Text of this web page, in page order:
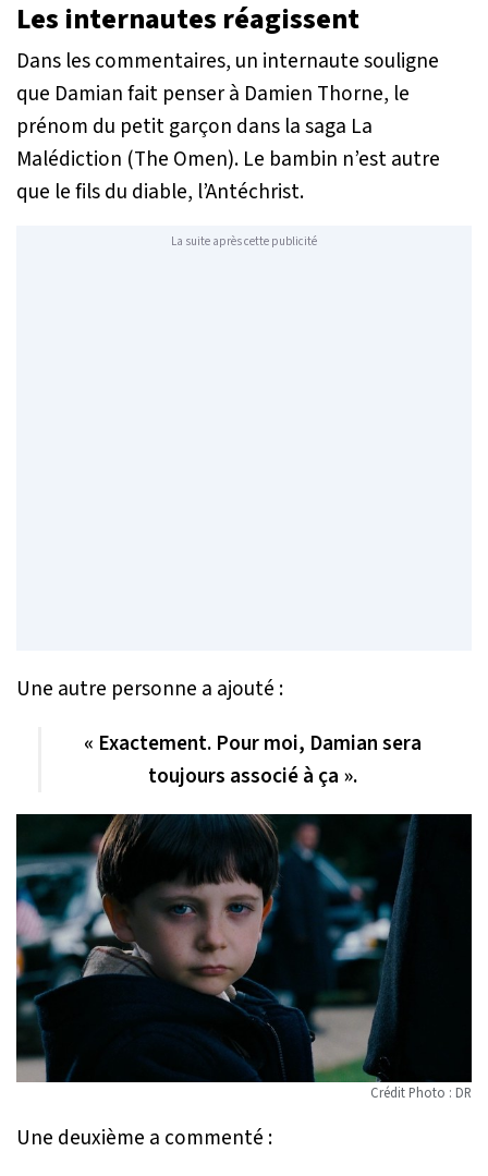
Les internautes réagissent
Dans les commentaires, un internaute souligne
que Damian fait penser à Damien Thorne, le
prénom du petit garçon dans la saga La
Malédiction (The Omen). Le bambin n’est autre
que le fils du diable, l’Antéchrist.
La suite après cette publicité
Une autre personne a ajouté :
« Exactement. Pour moi, Damian sera
toujours associé à ça ».
Crédit Photo : DR
Une deuxième a commenté :